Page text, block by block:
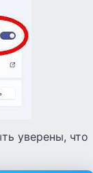
уверены, что